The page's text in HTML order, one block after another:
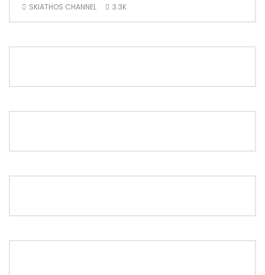
SKIATHOS CHANNEL 3.3K